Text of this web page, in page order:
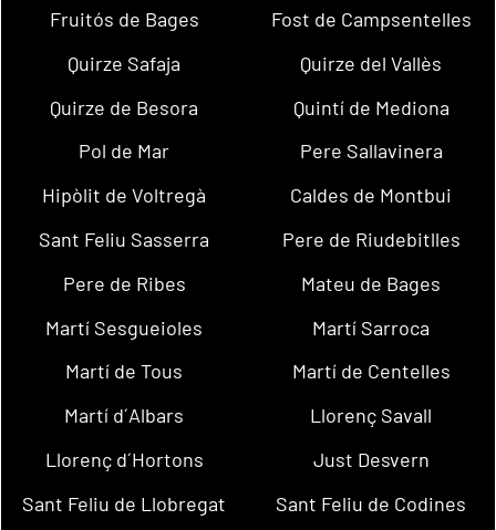
Fruitós de Bages
Fost de Campsentelles
Quirze Safaja
Quirze del Vallès
Quirze de Besora
Quintí de Mediona
Pol de Mar
Pere Sallavinera
Hipòlit de Voltregà
Caldes de Montbui
Sant Feliu Sasserra
Pere de Riudebitlles
Pere de Ribes
Mateu de Bages
Martí Sesgueioles
Martí Sarroca
Martí de Tous
Martí de Centelles
Martí d´Albars
Llorenç Savall
Llorenç d´Hortons
Just Desvern
Sant Feliu de Llobregat
Sant Feliu de Codines